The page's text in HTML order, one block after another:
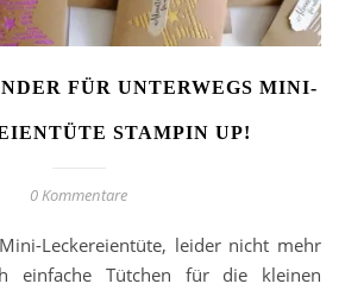
FÜR UNTERWEGS MINI-
STAMPIN UP!
0 Kommentare
einfache Tütchen für die kleinen